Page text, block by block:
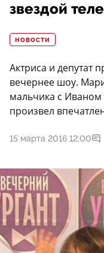
звездой
НОВОСТИ
Актриса и депутат
вечернее шоу.
мальчика с Иваном
произвел
15 марта 2016 12:00